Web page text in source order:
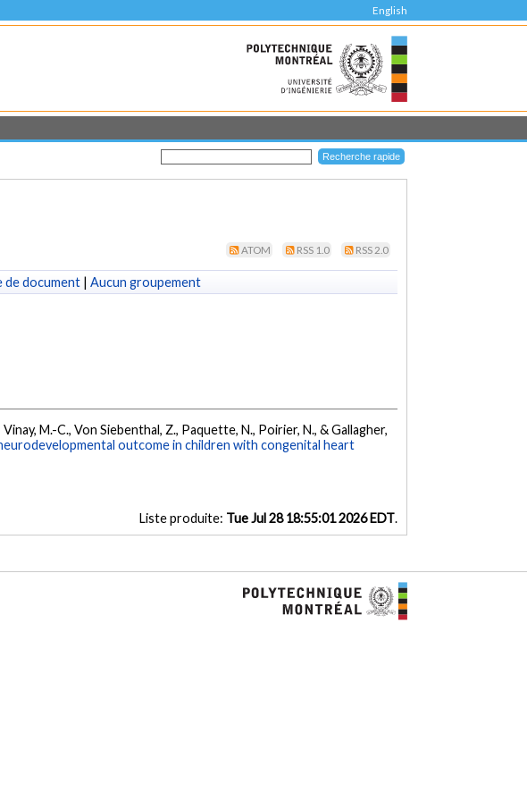
English
ATOM RSS 1.0 RSS 2.0
de document| Aucun groupement
M.-C., Von Siebenthal, Z., Paquette, N., Poirier, N., & Gallagher,
outcome in children with congenital heart
Liste produite: Tue Jul 28 18:55:01 2026 EDT.